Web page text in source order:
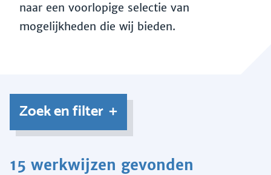
naar een voorlopige selectie van
mogelijkheden die wij bieden.
Zoek en filter
15 werkwijzen gevonden